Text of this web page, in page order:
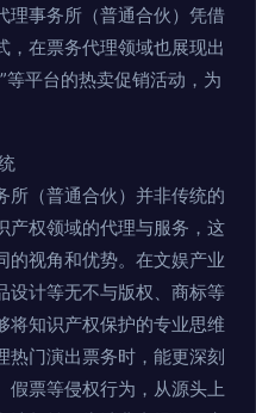
理事务所（普通合伙）凭借
，在票务代理领域也展现出
等平台的热卖促销活动，为
所（普通合伙）并非传统的
产权领域的代理与服务，这
的视角和优势。在文娱产业
设计等无不与版权、商标等
将知识产权保护的专业思维
热门演出票务时，能更深刻
假票等侵权行为，从源头上